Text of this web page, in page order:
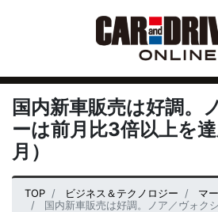
国内新車販売は好調。
ーは前月比3倍以上を
月）
TOP ビジネス＆テクノロジー
マ
国内新車販売は好調。ノア／ヴォクシーは前月